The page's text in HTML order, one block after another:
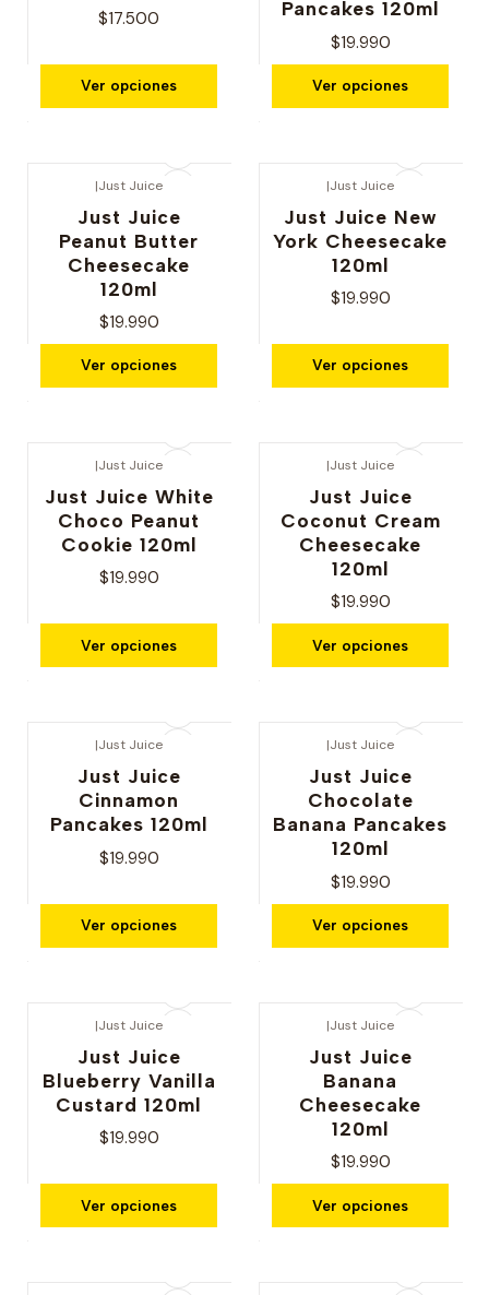
$17.500
Ver opciones
Pancakes 120ml
$19.990
Ver opciones
|Just Juice
Just Juice
Peanut Butter
Cheesecake
120ml
$19.990
Ver opciones
|Just Juice
Just Juice New
York Cheesecake
120ml
$19.990
Ver opciones
|Just Juice
Just Juice White
Choco Peanut
Cookie 120ml
$19.990
Ver opciones
|Just Juice
Just Juice
Coconut Cream
Cheesecake
120ml
$19.990
Ver opciones
|Just Juice
Just Juice
Cinnamon
Pancakes 120ml
$19.990
Ver opciones
|Just Juice
Just Juice
Chocolate
Banana Pancakes
120ml
$19.990
Ver opciones
|Just Juice
Just Juice
Blueberry Vanilla
Custard 120ml
$19.990
Ver opciones
|Just Juice
Just Juice
Banana
Cheesecake
120ml
$19.990
Ver opciones